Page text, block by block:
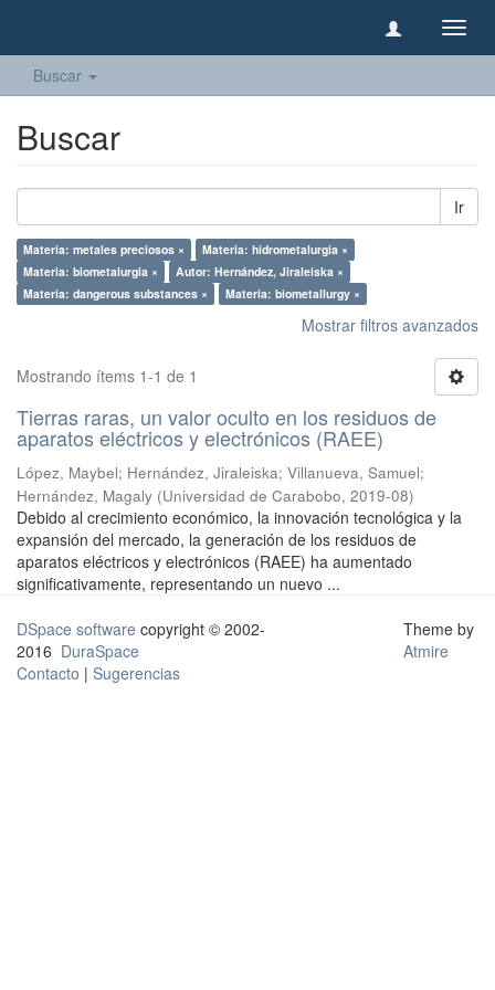
Buscar
Buscar
Ir
Materia: metales preciosos ×
Materia: hidrometalurgia ×
Materia: biometalurgia ×
Autor: Hernández, Jiraleiska ×
Materia: dangerous substances ×
Materia: biometallurgy ×
Mostrar filtros avanzados
Mostrando ítems 1-1 de 1
Tierras raras, un valor oculto en los residuos de
aparatos eléctricos y electrónicos (RAEE)
López, Maybel; Hernández, Jiraleiska; Villanueva, Samuel;
Hernández, Magaly (Universidad de Carabobo, 2019-08)
Debido al crecimiento económico, la innovación tecnológica y la
expansión del mercado, la generación de los residuos de
aparatos eléctricos y electrónicos (RAEE) ha aumentado
significativamente, representando un nuevo ...
DSpace software copyright © 2002-
2016 DuraSpace
Contacto | Sugerencias
Theme by
Atmire